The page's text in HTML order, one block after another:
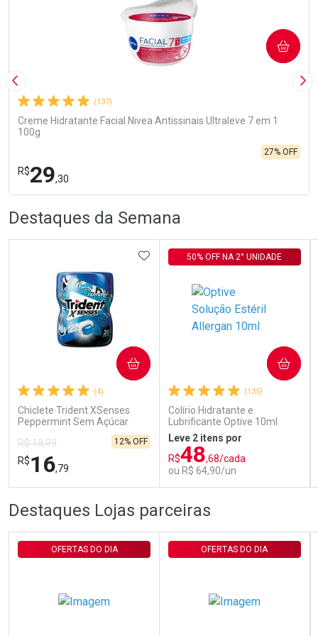
Imagem Anterior
(137)
Creme Hidratante Facial Nivea Antissinais Ultraleve 7 em 1
100g
R$29,30
27% OFF
COMPRAR
Laboratório
Comprar sem Desconto
Por R$ 29,30/cada
Por Menos
Comprar sem Desconto
Por R$ 29,30/cada
Destaques da Semana
(4)
Chiclete Trident XSenses
Peppermint Sem Açúcar
R$ 18,99
R$16,79
12% OFF
ADICIONAR AOS FAVORITOS
COMPRAR
FECHAR
Laboratório
FECHAR
Por Menos
(135)
Colírio Hidratante e
Lubrificante Optive 10ml
50% OFF NA 2° UNIDADE
Leve 2 itens por
R$48,68/cada
ou R$ 64,90/un
COMPRAR
Por Menos
Destaques Lojas parceiras
OFERTAS DO DIA OFERTAS DO DIA